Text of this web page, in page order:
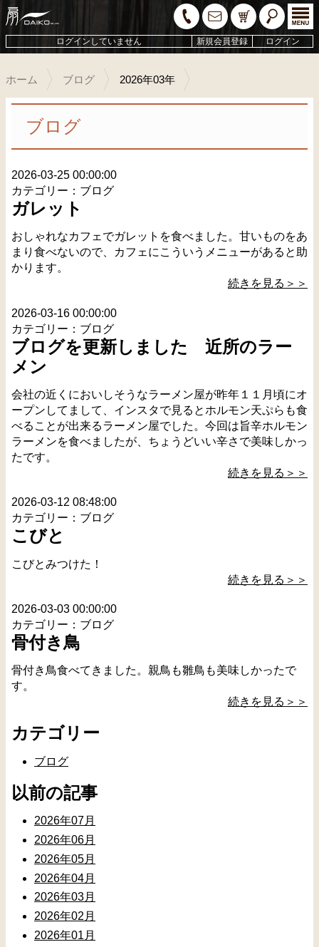
ログインしていません 新規会員登録 ログイン
ホーム ブログ 2026年03年
ブログ
2026-03-25 00:00:00
カテゴリー：ブログ
ガレット
おしゃれなカフェでガレットを食べました。甘いものをあ
まり食べないので、カフェにこういうメニューがあると助
かります。
続きを見る＞＞
2026-03-16 00:00:00
カテゴリー：ブログ
ブログを更新しました 近所のラー
メン
会社の近くにおいしそうなラーメン屋が昨年１１月頃にオ
ープンしてまして、インスタで見るとホルモン天ぷらも食
べることが出来るラーメン屋でした。今回は旨辛ホルモン
ラーメンを食べましたが、ちょうどいい辛さで美味しかっ
たです。
続きを見る＞＞
2026-03-12 08:48:00
カテゴリー：ブログ
こびと
こびとみつけた！
続きを見る＞＞
2026-03-03 00:00:00
カテゴリー：ブログ
骨付き鳥
骨付き鳥食べてきました。親鳥も雛鳥も美味しかったで
す。
続きを見る＞＞
カテゴリー
ブログ
以前の記事
2026年07月
2026年06月
2026年05月
2026年04月
2026年03月
2026年02月
2026年01月